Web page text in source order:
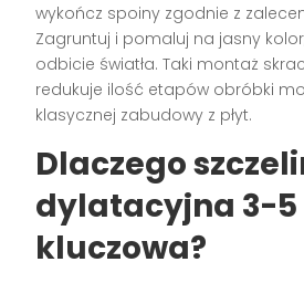
wykończ spoiny zgodnie z
Zagruntuj i pomaluj na jasny
odbicie światła. Taki montaż
redukuje ilość etapów obróbki
klasycznej zabudowy z płyt.
Dlaczego
dylatacyjna 3-5
kluczowa?